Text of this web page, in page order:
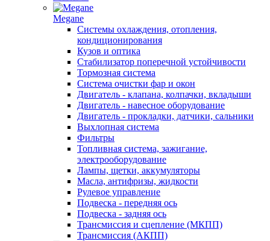
Megane
Системы охлаждения, отопления,
кондиционирования
Кузов и оптика
Стабилизатор поперечной устойчивости
Тормозная система
Система очистки фар и окон
Двигатель - клапана, колпачки, вкладыши
Двигатель - навесное оборудование
Двигатель - прокладки, датчики, сальники
Выхлопная система
Фильтры
Топливная система, зажигание,
электрооборудование
Лампы, щетки, аккумуляторы
Масла, антифризы, жидкости
Рулевое управление
Подвеска - передняя ось
Подвеска - задняя ось
Трансмиссия и сцепление (МКПП)
Трансмиссия (АКПП)